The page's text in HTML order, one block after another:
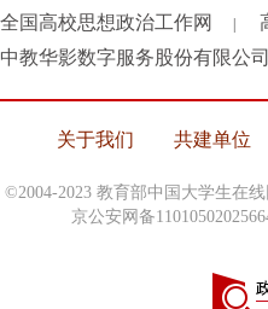
全国高校思想政治工作网
中教华影数字服务股份有限公司
关于我们 共建单位
©2004-2023 教育部中国大学生在
京公安网备